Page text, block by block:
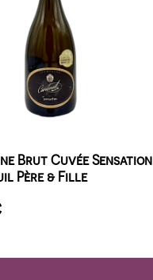
Brut Cuvée Sensation
Père & Fille